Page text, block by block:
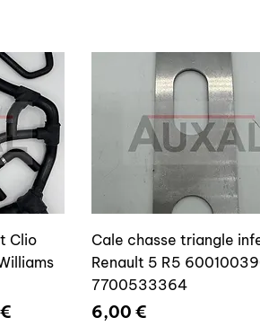
Clio
Cale chasse triangle
Renault 5 R5
7700533364
Prix
6,00 €